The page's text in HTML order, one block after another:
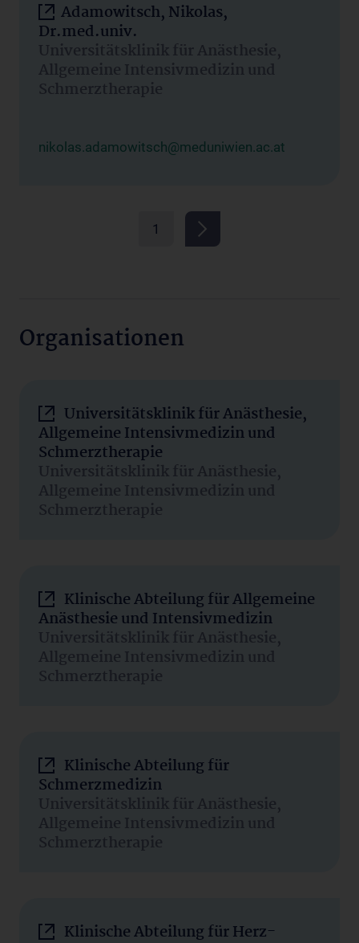
Adamowitsch, Nikolas,
Dr.med.univ.
Universitätsklinik für Anästhesie,
Allgemeine Intensivmedizin und
Schmerztherapie
nikolas.adamowitsch@meduniwien.ac.at
1
Organisationen
Universitätsklinik für Anästhesie,
Allgemeine Intensivmedizin und
Schmerztherapie
Universitätsklinik für Anästhesie,
Allgemeine Intensivmedizin und
Schmerztherapie
Klinische Abteilung für Allgemeine
Anästhesie und Intensivmedizin
Universitätsklinik für Anästhesie,
Allgemeine Intensivmedizin und
Schmerztherapie
Klinische Abteilung für
Schmerzmedizin
Universitätsklinik für Anästhesie,
Allgemeine Intensivmedizin und
Schmerztherapie
Klinische Abteilung für Herz-